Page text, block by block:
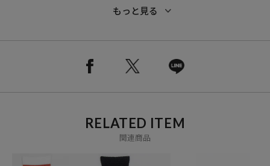
また表示のサイズ感と実物は若干異なる場合もございますので、予め
ンタグを必ずご確認下さい。
もっと見る
RELATED ITEM
関連商品